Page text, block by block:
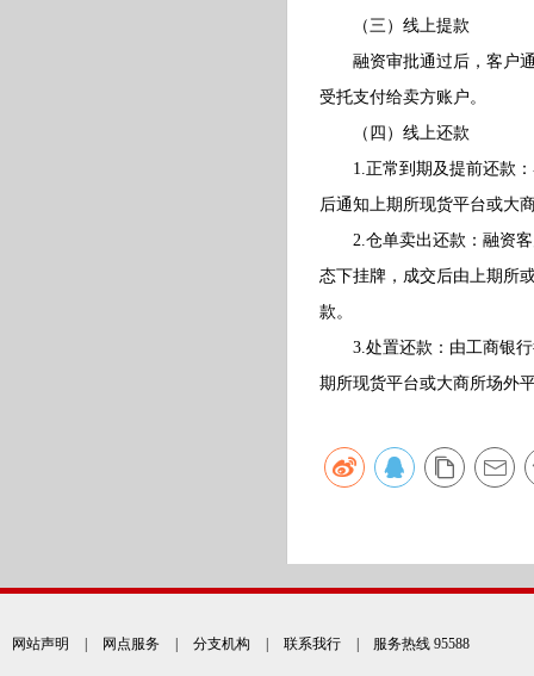
（三）线上提款
融资审批通过后，客户通
受托支付给卖方账户。
（四）线上还款
1.正常到期及提前还款：
后通知上期所现货平台或大
2.仓单卖出还款：融资客
态下挂牌，成交后由上期所
款。
3.处置还款：由工商银行
期所现货平台或大商所场外
网站声明 网点服务 分支机构 联系我行 | 服务热线 95588